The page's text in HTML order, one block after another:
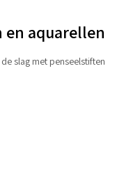
aquarellen
slag met penseelstiften